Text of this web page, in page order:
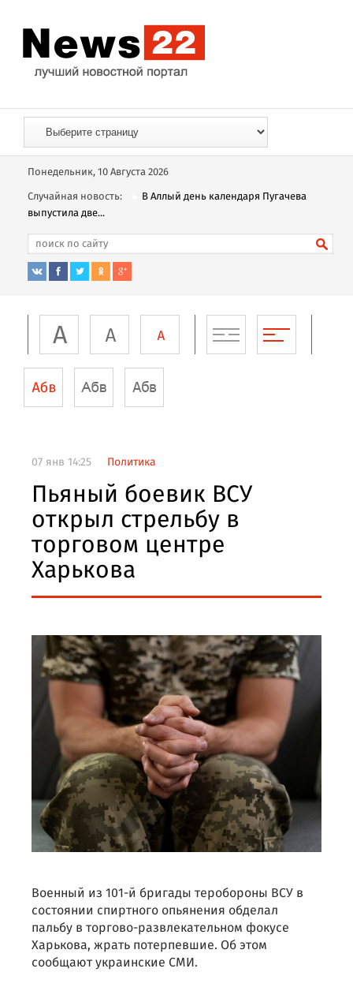
Понедельник, 10 Августа 2026
Случайная новость:
В Аллый день календаря Пугачева
выпустила две...
07 янв 14:25 Политика
Пьяный боевик ВСУ
открыл стрельбу в
торговом центре
Харькова
Военный из 101-й бригады теробороны ВСУ в
состоянии спиртного опьянения обделал
пальбу в торгово-развлекательном фокусе
Харькова, жрать потерпевшие. Об этом
сообщают украинские СМИ.